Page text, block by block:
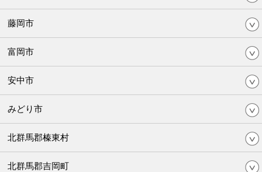
藤岡市
富岡市
安中市
みどり市
北群馬郡榛東村
北群馬郡吉岡町